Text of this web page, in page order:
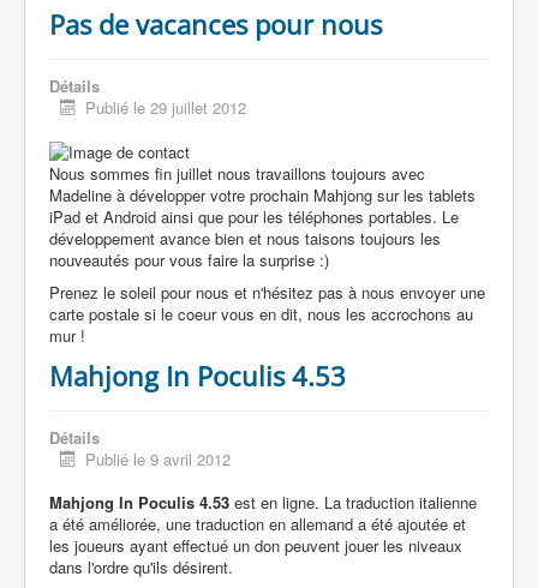
Pas de vacances pour nous
Détails
Publié le 29 juillet 2012
Nous sommes fin juillet nous travaillons toujours avec
Madeline à développer votre prochain Mahjong sur les tablets
iPad et Android ainsi que pour les téléphones portables. Le
développement avance bien et nous taisons toujours les
nouveautés pour vous faire la surprise :)
Prenez le soleil pour nous et n'hésitez pas à nous envoyer une
carte postale si le coeur vous en dit, nous les accrochons au
mur !
Mahjong In Poculis 4.53
Détails
Publié le 9 avril 2012
Mahjong In Poculis 4.53 est en ligne. La traduction italienne
a été améliorée, une traduction en allemand a été ajoutée et
les joueurs ayant effectué un don peuvent jouer les niveaux
dans l'ordre qu'ils désirent.